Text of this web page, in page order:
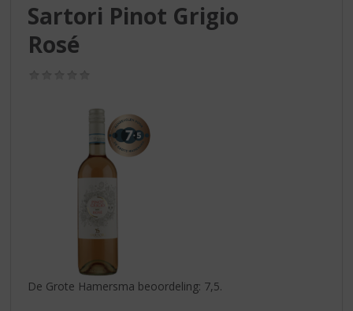
Sartori Pinot Grigio
Rosé
De Grote Hamersma beoordeling: 7,5.